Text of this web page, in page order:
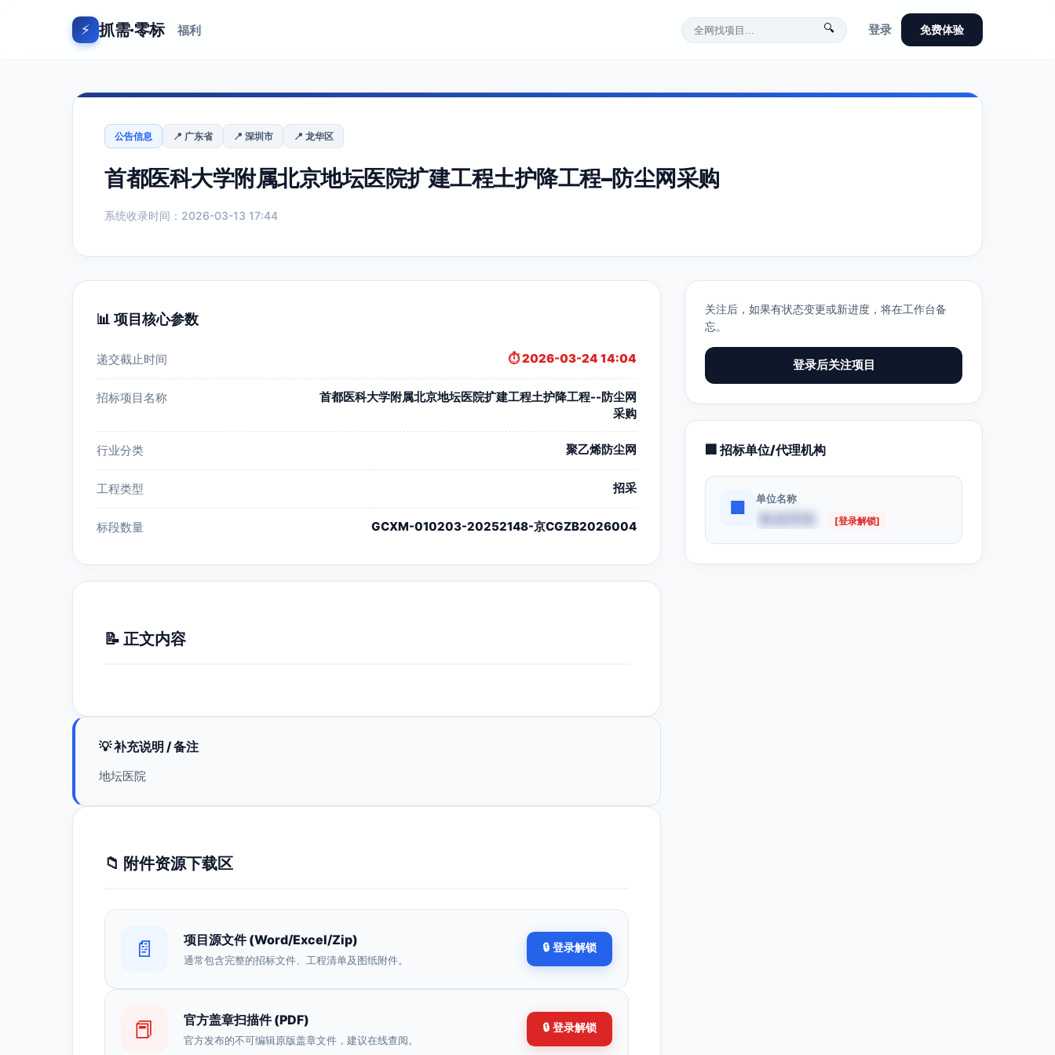
⚡ 抓需·零标 福利 🔍 登录 免费体验
公告信息 📍 广东省 📍 深圳市 📍 龙华区
首都医科大学附属北京地坛医院扩建工程土护降工程–防尘网采购
系统收录时间：2026-03-13 17:44
📊 项目核心参数
递交截止时间 ⏱️ 2026-03-24 14:04
招标项目名称
首都医科大学附属北京地坛医院扩建工程土护降工程--防尘网
采购
行业分类 聚乙烯防尘网
工程类型 招采
标段数量 GCXM-010203-20252148-京CGZB2026004
📝 正文内容
💡 补充说明 / 备注
地坛医院
📁 附件资源下载区
📄 项目源文件 (Word/Excel/Zip)
通常包含完整的招标文件、工程清单及图纸附件。
🔒 登录解锁
📕 官方盖章扫描件 (PDF)
官方发布的不可编辑原版盖章文件，建议在线查阅。
🔒 登录解锁
关注后，如果有状态变更或新进度，将在工作台备
忘。
登录后关注项目
🏢 招标单位/代理机构
🏢
单位名称
[登录解锁]